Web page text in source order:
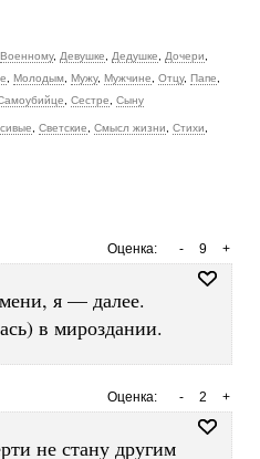
Военному, Девушке Дедушке Дочери
Молодым Мужу, Мужчине Отцу, Папе
Сестре Сыну
Светские Смысл жизни Стихи
Оценка: +
9
-
я — далее.
в мироздании.
Оценка: +
2
-
не стану другим